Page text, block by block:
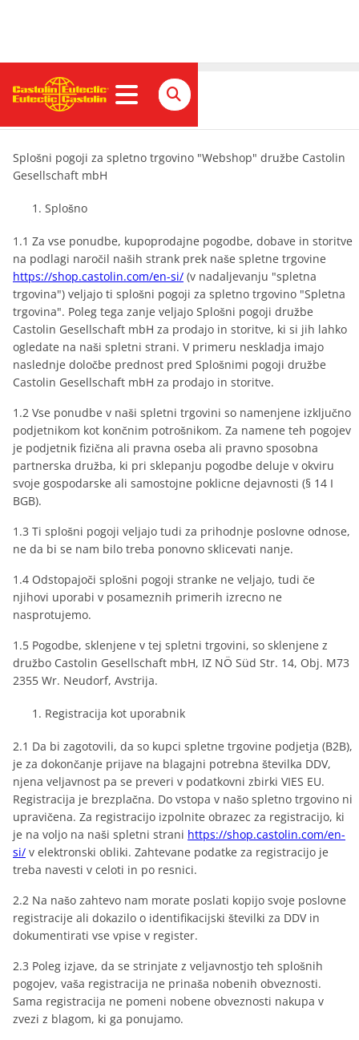
Pogoji in določila
Splošni pogoji za spletno trgovino "Webshop" družbe Castolin
Gesellschaft mbH
Splošno
1.1 Za vse ponudbe, kupoprodajne pogodbe, dobave in storitve
na podlagi naročil naših strank prek naše spletne trgovine
https://shop.castolin.com/en-si/ (v nadaljevanju "spletna
trgovina") veljajo ti splošni pogoji za spletno trgovino "Spletna
trgovina". Poleg tega zanje veljajo Splošni pogoji družbe
Castolin Gesellschaft mbH za prodajo in storitve, ki si jih lahko
ogledate na naši spletni strani. V primeru neskladja imajo
naslednje določbe prednost pred Splošnimi pogoji družbe
Castolin Gesellschaft mbH za prodajo in storitve.
1.2 Vse ponudbe v naši spletni trgovini so namenjene izključno
podjetnikom kot končnim potrošnikom. Za namene teh pogojev
je podjetnik fizična ali pravna oseba ali pravno sposobna
partnerska družba, ki pri sklepanju pogodbe deluje v okviru
svoje gospodarske ali samostojne poklicne dejavnosti (§ 14 I
BGB).
1.3 Ti splošni pogoji veljajo tudi za prihodnje poslovne odnose,
ne da bi se nam bilo treba ponovno sklicevati nanje.
1.4 Odstopajoči splošni pogoji stranke ne veljajo, tudi če
njihovi uporabi v posameznih primerih izrecno ne
nasprotujemo.
1.5 Pogodbe, sklenjene v tej spletni trgovini, so sklenjene z
družbo Castolin Gesellschaft mbH, IZ NÖ Süd Str. 14, Obj. M73
2355 Wr. Neudorf, Avstrija.
Registracija kot uporabnik
2.1 Da bi zagotovili, da so kupci spletne trgovine podjetja (B2B),
je za dokončanje prijave na blagajni potrebna številka DDV,
njena veljavnost pa se preveri v podatkovni zbirki VIES EU.
Registracija je brezplačna. Do vstopa v našo spletno trgovino ni
upravičena. Za registracijo izpolnite obrazec za registracijo, ki
je na voljo na naši spletni strani https://shop.castolin.com/en-
si/ v elektronski obliki. Zahtevane podatke za registracijo je
treba navesti v celoti in po resnici.
2.2 Na našo zahtevo nam morate poslati kopijo svoje poslovne
registracije ali dokazilo o identifikacijski številki za DDV in
dokumentirati vse vpise v register.
2.3 Poleg izjave, da se strinjate z veljavnostjo teh splošnih
pogojev, vaša registracija ne prinaša nobenih obveznosti.
Sama registracija ne pomeni nobene obveznosti nakupa v
zvezi z blagom, ki ga ponujamo.